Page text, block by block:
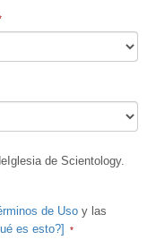
de Scientology.
de Uso y las
es esto?]